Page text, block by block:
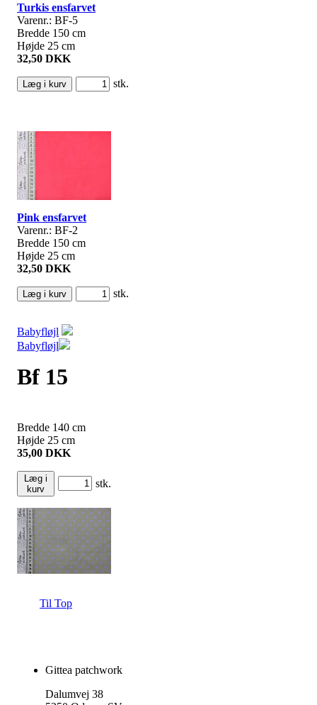
Turkis ensfarvet
Varenr.: BF-5
Bredde 150 cm
Højde 25 cm
32,50 DKK
stk.
Pink ensfarvet
Varenr.: BF-2
Bredde 150 cm
Højde 25 cm
32,50 DKK
stk.
Babyfløjl
Babyfløjl
Bf 15
Bredde 140 cm
Højde 25 cm
35,00 DKK
Læg i
kurv
stk.
Til Top
Gittea patchwork
Dalumvej 38